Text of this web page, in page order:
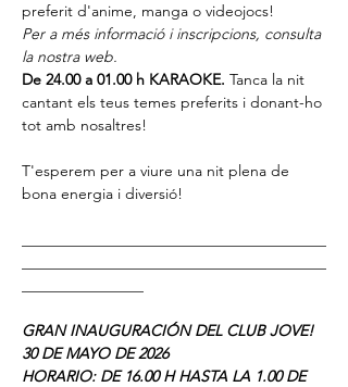
preferit d'anime, manga o videojocs!
Per a més informació i inscripcions, consulta
la nostra web.
De 24.00 a 01.00 h KARAOKE. Tanca la nit
cantant els teus temes preferits i donant-ho
tot amb nosaltres!
T'esperem per a viure una nit plena de
bona energia i diversió!
GRAN INAUGURACIÓN DEL CLUB JOVE!
30 DE MAYO DE 2026
HORARIO: DE 16.00 H HASTA LA 1.00 DE